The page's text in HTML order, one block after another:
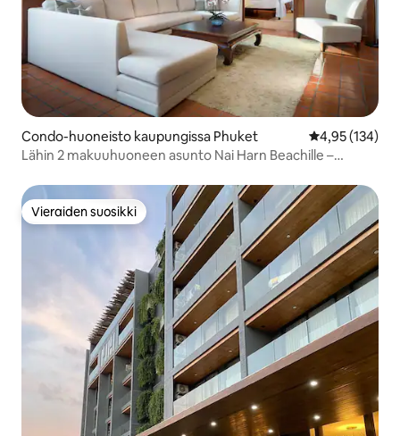
Condo-huoneisto kaupungissa Phuket
4,95 (134)
Lähin 2 makuuhuoneen asunto Nai Harn Beachille –
Vieraiden suosikki
Vieraiden suosikki